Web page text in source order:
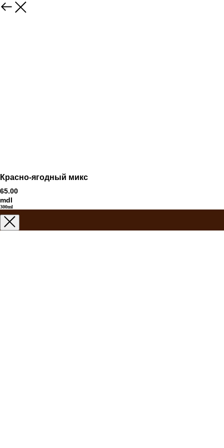
Красно-ягодный микс
65.00
mdl
300ml